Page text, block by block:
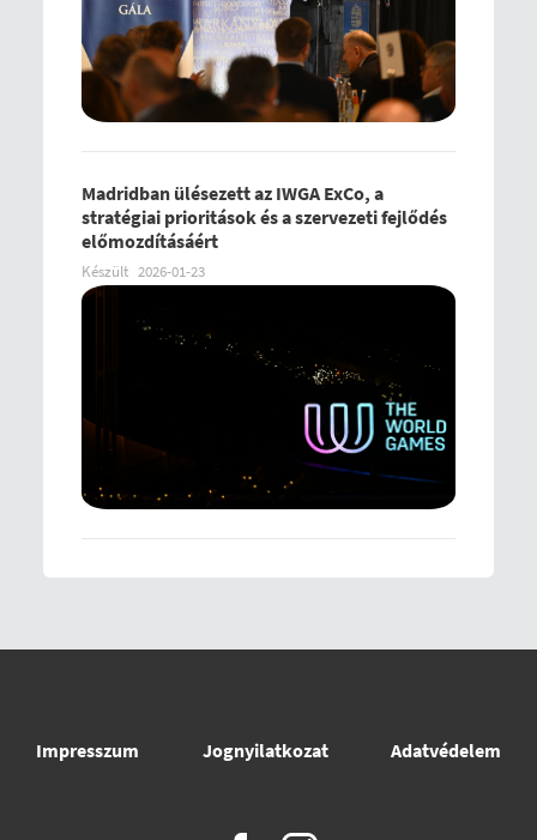
Madridban ülésezett az IWGA ExCo, a
stratégiai prioritások és a szervezeti fejlődés
előmozdításáért
Készült 2026-01-23
Impresszum Jognyilatkozat Adatvédelem